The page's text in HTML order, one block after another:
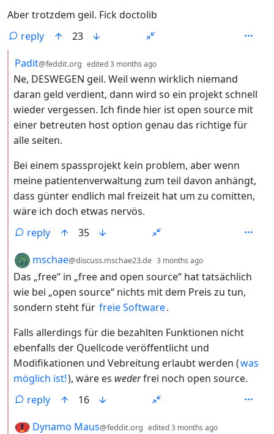
Aber trotzdem geil. Fick doctolib
reply
23
by
Padit@feddit.org edited3 months ago
Ne, DESWEGEN geil. Weil wenn wirklich niemand
daran geld verdient, dann wird so ein projekt schnell
wieder vergessen. Ich finde hier ist open source mit
einer betreuten host option genau das richtige für
alle seiten.
Bei einem spassprojekt kein problem, aber wenn
meine patientenverwaltung zum teil davon anhängt,
dass günter endlich mal freizeit hat um zu comitten,
wäre ich doch etwas nervös.
reply
35
by
mschae@discuss.mschae23.de 3 months ago
Das „free“ in „free and open source“ hat tatsächlich
wie bei „open source“ nichts mit dem Preis zu tun,
sondern steht für freie Software.
Falls allerdings für die bezahlten Funktionen nicht
ebenfalls der Quellcode veröffentlicht und
Modifikationen und Vebreitung erlaubt werden (was
möglich ist!), wäre es wederfrei noch open source.
reply
16
by
Dynamo Maus@feddit.org edited3 months ago